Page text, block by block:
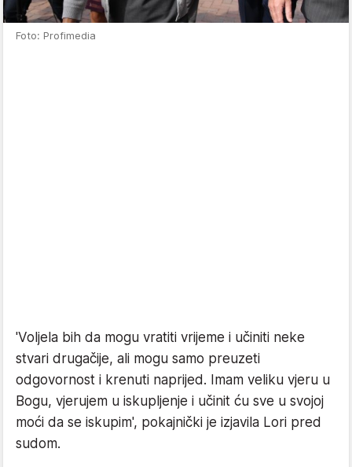
Foto: Profimedia
'Voljela bih da mogu vratiti vrijeme i učiniti neke
stvari drugačije, ali mogu samo preuzeti
odgovornost i krenuti naprijed. Imam veliku vjeru u
Bogu, vjerujem u iskupljenje i učinit ću sve u svojoj
moći da se iskupim', pokajnički je izjavila Lori pred
sudom.